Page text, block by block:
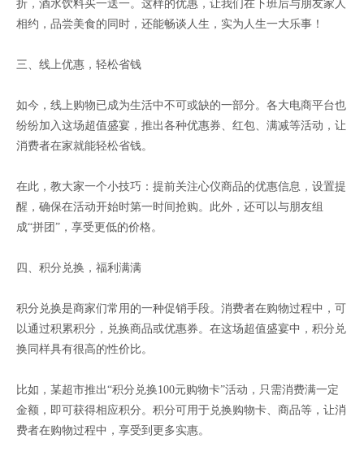
折，酒水饮料买一送一。这样的优惠，让我们在下班后与朋友家人
相约，品尝美食的同时，还能畅谈人生，实为人生一大乐事！
三、线上优惠，轻松省钱
如今，线上购物已成为生活中不可或缺的一部分。各大电商平台也
纷纷加入这场超值盛宴，推出各种优惠券、红包、满减等活动，让
消费者在家就能轻松省钱。
在此，教大家一个小技巧：提前关注心仪商品的优惠信息，设置提
醒，确保在活动开始时第一时间抢购。此外，还可以与朋友组
成“拼团”，享受更低的价格。
四、积分兑换，福利满满
积分兑换是商家们常用的一种促销手段。消费者在购物过程中，可
以通过积累积分，兑换商品或优惠券。在这场超值盛宴中，积分兑
换同样具有很高的性价比。
比如，某超市推出“积分兑换100元购物卡”活动，只需消费满一定
金额，即可获得相应积分。积分可用于兑换购物卡、商品等，让消
费者在购物过程中，享受到更多实惠。